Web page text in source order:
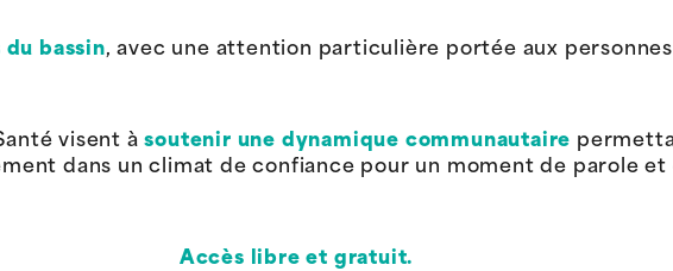
du bassin, avec une attention particulière portée aux
visent àsoutenir une dynamique communautaire
dans un climat de confiance pour un moment de parole et
Accès libre et gratuit.